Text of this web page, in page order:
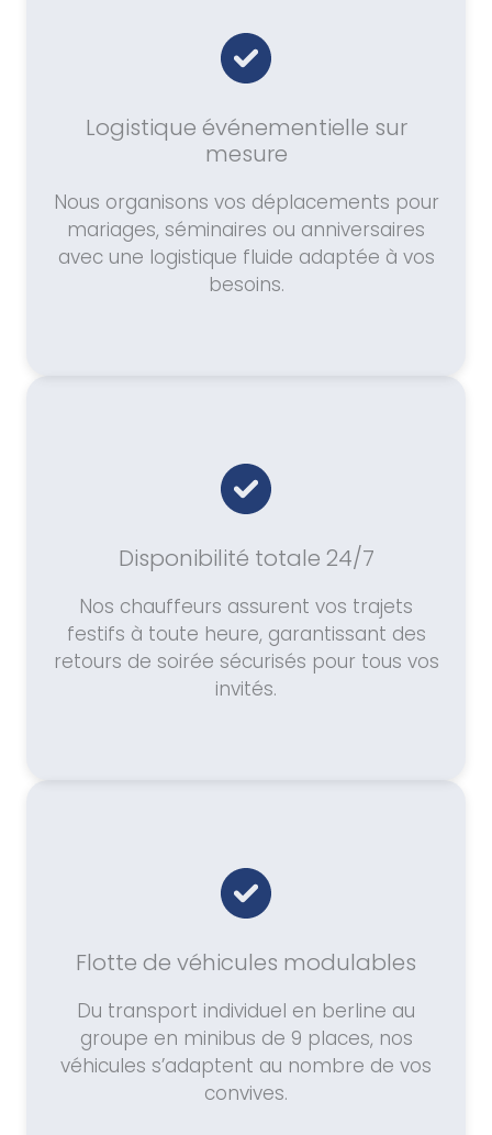
Logistique événementielle sur
mesure
Nous organisons vos déplacements pour
mariages, séminaires ou anniversaires
avec une logistique fluide adaptée à vos
besoins.
Disponibilité totale 24/7
Nos chauffeurs assurent vos trajets
festifs à toute heure, garantissant des
retours de soirée sécurisés pour tous vos
invités.
Flotte de véhicules modulables
Du transport individuel en berline au
groupe en minibus de 9 places, nos
véhicules s’adaptent au nombre de vos
convives.